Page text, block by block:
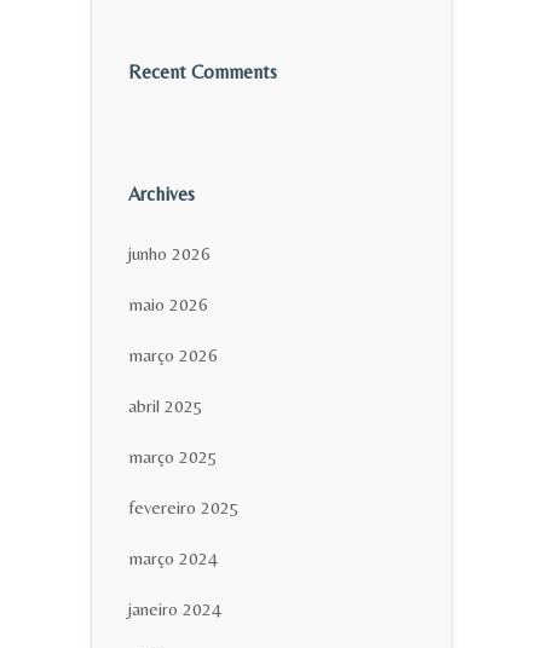
Recent Comments
Archives
junho 2026
maio 2026
março 2026
abril 2025
março 2025
fevereiro 2025
março 2024
janeiro 2024